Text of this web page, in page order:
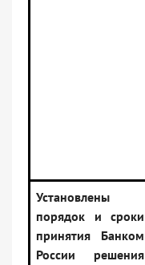
Установлены
порядок и сроки
принятия Банком
России решения